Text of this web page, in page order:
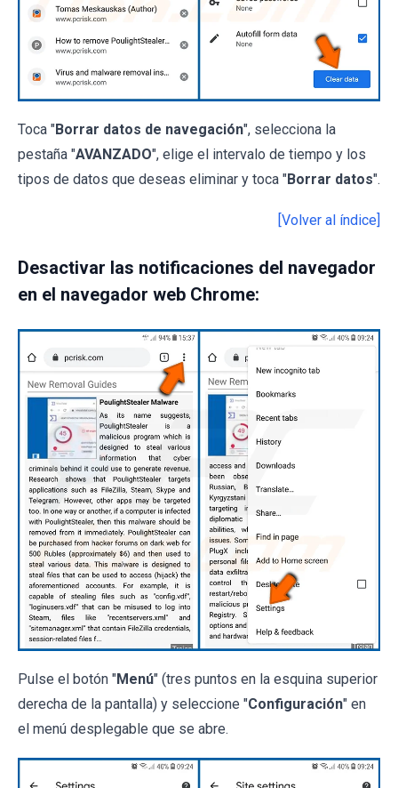
Toca "Borrar datos de navegación", selecciona la
pestaña "AVANZADO", elige el intervalo de tiempo y los
tipos de datos que deseas eliminar y toca "Borrar datos".
[Volver al índice]
Desactivar las notificaciones del navegador
en el navegador web Chrome:
Pulse el botón "Menú" (tres puntos en la esquina superior
derecha de la pantalla) y seleccione "Configuración" en
el menú desplegable que se abre.